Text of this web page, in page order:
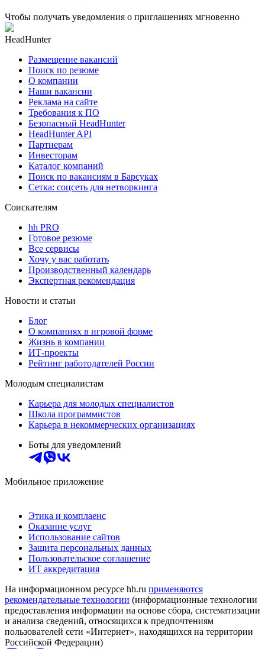
Чтобы получать уведомления о приглашениях мгновенно
HeadHunter
Размещение вакансий
Поиск по резюме
О компании
Наши вакансии
Реклама на сайте
Требования к ПО
Безопасный HeadHunter
HeadHunter API
Партнерам
Инвесторам
Каталог компаний
Поиск по вакансиям в Барсуках
Сетка: соцсеть для нетворкинга
Соискателям
hh PRO
Готовое резюме
Все сервисы
Хочу у вас работать
Производственный календарь
Экспертная рекомендация
Новости и статьи
Блог
О компаниях в игровой форме
Жизнь в компании
ИТ-проекты
Рейтинг работодателей России
Молодым специалистам
Карьера для молодых специалистов
Школа программистов
Карьера в некоммерческих организациях
Боты для уведомлений
Мобильное приложение
Этика и комплаенс
Оказание услуг
Использование сайтов
Защита персональных данных
Пользовательское соглашение
ИТ аккредитация
На информационном ресурсе hh.ru применяются
рекомендательные технологии (информационные технологии
предоставления информации на основе сбора, систематизации
и анализа сведений, относящихся к предпочтениям
пользователей сети «Интернет», находящихся на территории
Российской Федерации)